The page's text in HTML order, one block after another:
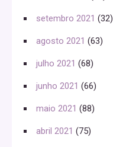
setembro 2021 (32)
agosto 2021 (63)
julho 2021 (68)
junho 2021 (66)
maio 2021 (88)
abril 2021 (75)